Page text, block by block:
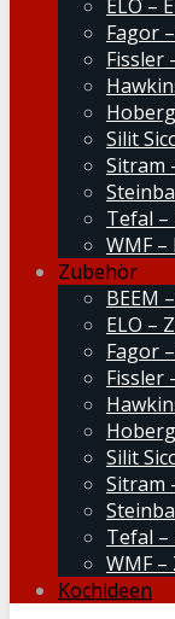
ELO –
Fagor
Fissler
Silit
Sitram
Tefal –
WMF
Zubehör
BEEM
ELO –
Fagor
Fissler
Silit
Sitram
Tefal
WMF
Kochideen